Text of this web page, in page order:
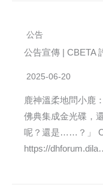
公告
公告宣傳 | CBETA
2025-06-20
鹿神溫柔地問小鹿
佛典集成金光碟，
呢？還是……？」
https://